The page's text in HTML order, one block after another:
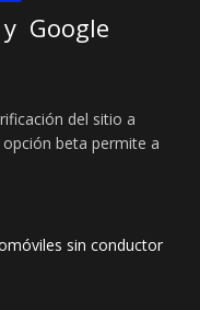
Google
del sitio a
beta permite a
sin conductor